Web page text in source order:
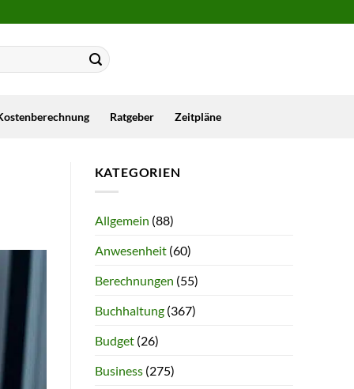
Ratgeber Zeitpläne
KATEGORIEN
Allgemein (88)
Anwesenheit(60)
Berechnungen (55)
Buchhaltung(367)
Budget(26)
Business(275)